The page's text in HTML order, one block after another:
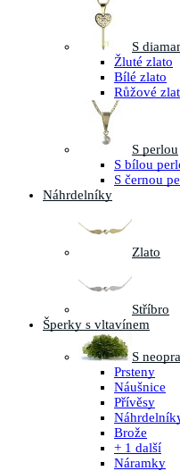
S
Žluté zlato
Bílé zlato
Růžové
S perlou
S bílou
S černou
Náhrdelníky
Zlato
Stříbro
Šperky s vltavínem
S
Prsteny
Náušnice
Přívěsy
Brože
+ 1 další
Náramky